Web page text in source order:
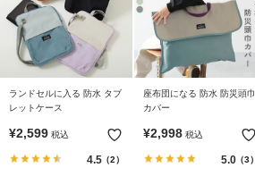
ランドセルに入る 防水 タブ
レットケース
¥2,599 税込
4.5（2）
座布団になる 防水 防災頭巾
カバー
¥2,998 税込
5.0（3）